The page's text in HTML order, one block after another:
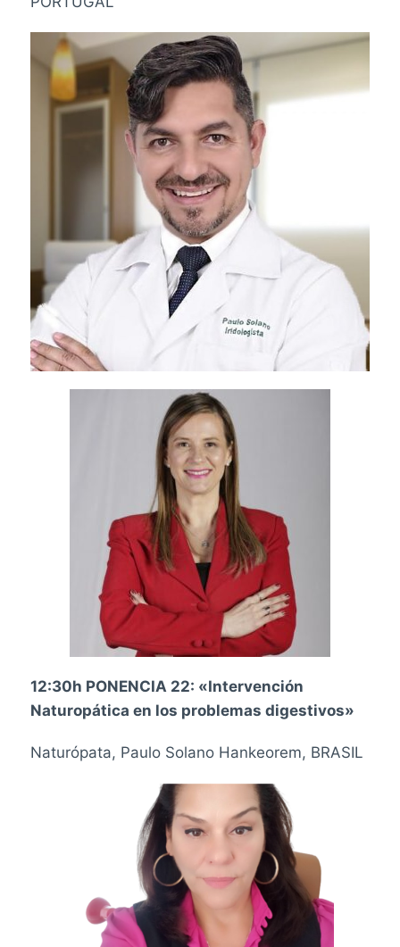
12:30h PONENCIA 22: «Intervención
Naturopática en los problemas digestivos»
Naturópata, Paulo Solano Hankeorem, BRASIL